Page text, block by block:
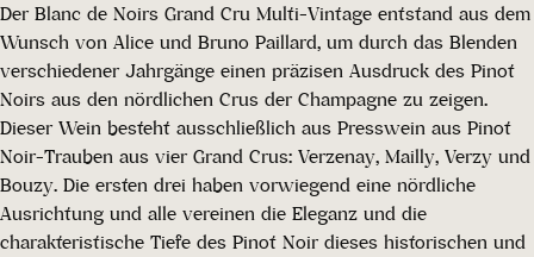
Der Blanc de Noirs Grand Cru Multi-Vintage entstand aus dem
Wunsch von Alice und Bruno Paillard, um durch das Blenden
verschiedener Jahrgänge einen präzisen Ausdruck des Pinot
Noirs aus den nördlichen Crus der Champagne zu zeigen.
Dieser Wein besteht ausschließlich aus Presswein aus Pinot
Noir-Trauben aus vier Grand Crus: Verzenay, Mailly, Verzy und
Bouzy. Die ersten drei haben vorwiegend eine nördliche
Ausrichtung und alle vereinen die Eleganz und die
charakteristische Tiefe des Pinot Noir dieses historischen und